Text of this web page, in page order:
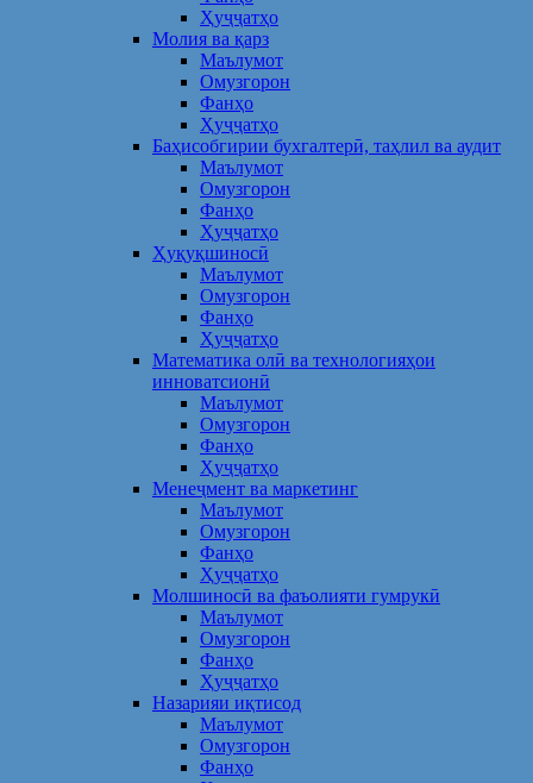
Ҳуҷҷатҳо
Молия ва қарз
Маълумот
Омузгорон
Фанҳо
Ҳуҷҷатҳо
Баҳисобгирии бухгалтерӣ, таҳлил ва аудит
Маълумот
Омузгорон
Фанҳо
Ҳуҷҷатҳо
Ҳуқуқшиносӣ
Маълумот
Омузгорон
Фанҳо
Ҳуҷҷатҳо
Математика олӣ ва технологияҳои
инноватсионӣ
Маълумот
Омузгорон
Фанҳо
Ҳуҷҷатҳо
Менеҷмент ва маркетинг
Маълумот
Омузгорон
Фанҳо
Ҳуҷҷатҳо
Молшиносӣ ва фаъолияти гумрукӣ
Маълумот
Омузгорон
Фанҳо
Ҳуҷҷатҳо
Назарияи иқтисод
Маълумот
Омузгорон
Фанҳо